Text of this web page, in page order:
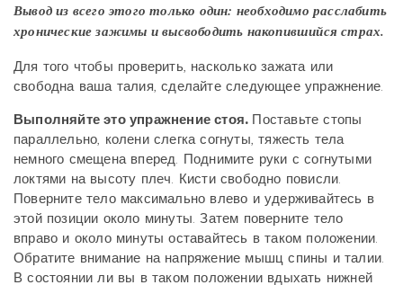
Вывод из всего этого только один: необходимо расслабить
хронические зажимы и высвободить накопившийся страх.
Для того чтобы проверить, насколько зажата или
свободна ваша талия, сделайте следующее упражнение.
Выполняйте это упражнение стоя. Поставьте стопы
параллельно, колени слегка согнуты, тяжесть тела
немного смещена вперед. Поднимите руки с согнутыми
локтями на высоту плеч. Кисти свободно повисли.
Поверните тело максимально влево и удерживайтесь в
этой позиции около минуты. Затем поверните тело
вправо и около минуты оставайтесь в таком положении.
Обратите внимание на напряжение мышц спины и талии.
В состоянии ли вы в таком положении вдыхать нижней